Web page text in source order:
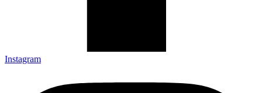
Instagram